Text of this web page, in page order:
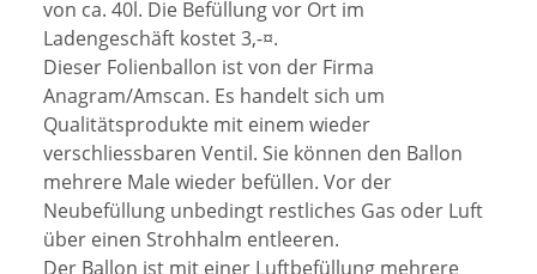
von ca. 40l. Die Befüllung vor Ort im
Ladengeschäft kostet 3,-¤.
Dieser Folienballon ist von der Firma
Anagram/Amscan. Es handelt sich um
Qualitätsprodukte mit einem wieder
verschliessbaren Ventil. Sie können den Ballon
mehrere Male wieder befüllen. Vor der
Neubefüllung unbedingt restliches Gas oder Luft
über einen Strohhalm entleeren.
Der Ballon ist mit einer Luftbefüllung mehrere